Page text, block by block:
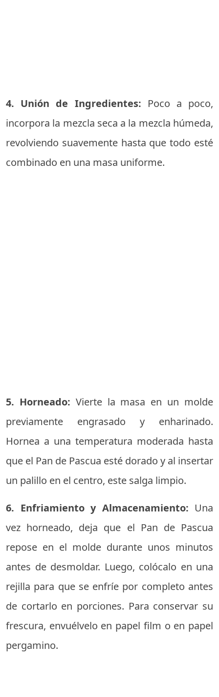
4. Unión de Ingredientes: Poco a poco,
incorpora la mezcla seca a la mezcla húmeda,
revolviendo suavemente hasta que todo esté
combinado en una masa uniforme.
5. Horneado: Vierte la masa en un molde
previamente engrasado y enharinado.
Hornea a una temperatura moderada hasta
que el Pan de Pascua esté dorado y al insertar
un palillo en el centro, este salga limpio.
6. Enfriamiento y Almacenamiento: Una
vez horneado, deja que el Pan de Pascua
repose en el molde durante unos minutos
antes de desmoldar. Luego, colócalo en una
rejilla para que se enfríe por completo antes
de cortarlo en porciones. Para conservar su
frescura, envuélvelo en papel film o en papel
pergamino.